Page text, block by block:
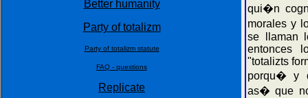
Better humanity
Party of totalizm
Party of totalizm statute
FAQ - questions
Replicate
qui�n
morales y
se llaman
entonces
"totalizts
porqu� y
as� que